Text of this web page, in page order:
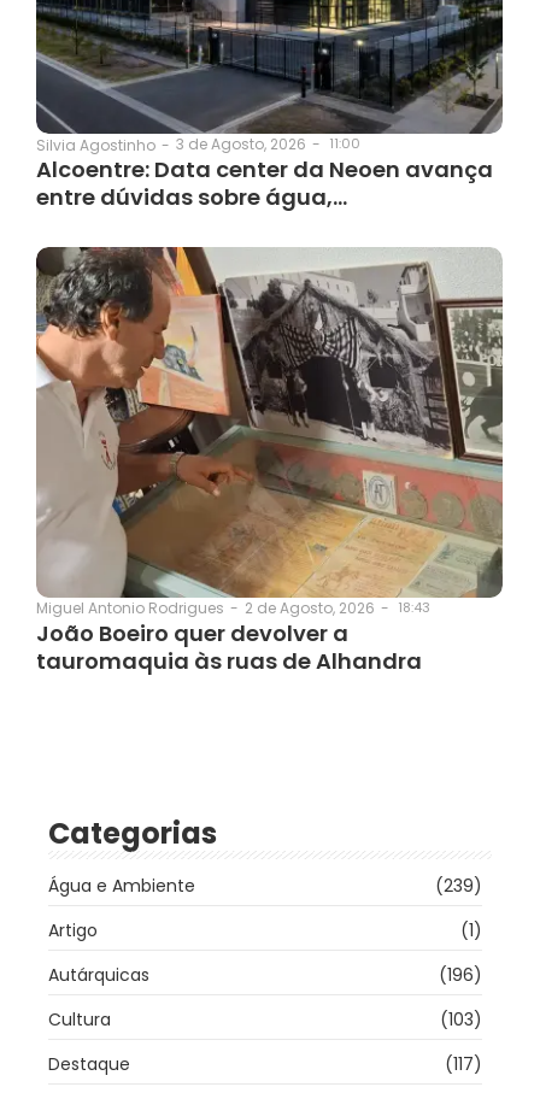
Silvia Agostinho - 3 de Agosto, 2026 - 11:00
Alcoentre: Data center da Neoen avança
entre dúvidas sobre água,…
Miguel Antonio Rodrigues - 2 de Agosto, 2026 - 18:43
João Boeiro quer devolver a
tauromaquia às ruas de Alhandra
Categorias
Água e Ambiente
(239)
Artigo
(1)
Autárquicas
(196)
Cultura
(103)
Destaque
(117)